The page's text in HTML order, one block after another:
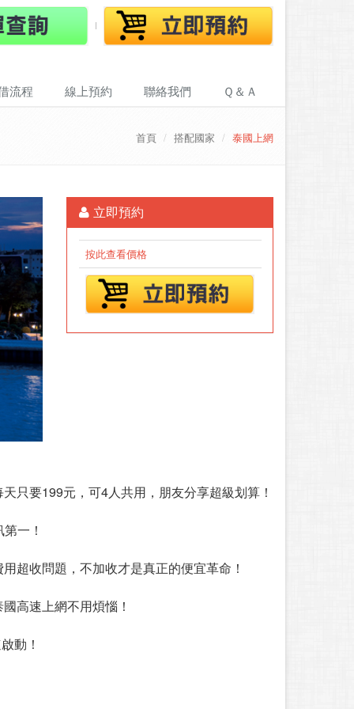
流程 線上預約 聯絡我們 Ｑ＆Ａ
首頁 搭配國家 泰國上網
立即預約
按此查看價格
只要199元，可4人共用，朋友分享超級划算！
一！
超收問題，不加收才是真正的便宜革命！
高速上網不用煩惱！
動！